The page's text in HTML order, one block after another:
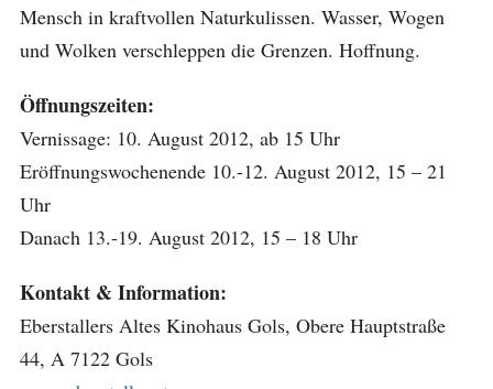
Mensch in kraftvollen Naturkulissen. Wasser, Wogen
und Wolken verschleppen die Grenzen. Hoffnung.
Öffnungszeiten:
Vernissage: 10. August 2012, ab 15 Uhr
Eröffnungswochenende 10.-12. August 2012, 15 – 21
Uhr
Danach 13.-19. August 2012, 15 – 18 Uhr
Kontakt & Information:
Eberstallers Altes Kinohaus Gols, Obere Hauptstraße
44, A 7122 Gols